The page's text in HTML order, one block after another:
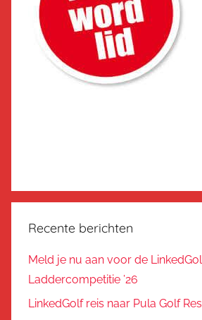
Recente berichten
Meld je nu aan voor de
Laddercompetitie ’26
LinkedGolf reis naar Pula Golf